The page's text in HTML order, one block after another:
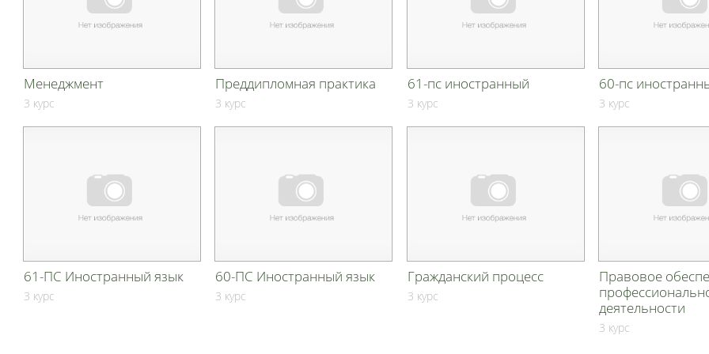
Менеджмент
3 курс
Преддипломная практика
3 курс
61-пс иностранный
3 курс
60-пс
3 курс
61-ПС Иностранный язык
3 курс
60-ПС Иностранный язык
3 курс
Гражданский процесс
3 курс
Правовое
деятельности
3 курс